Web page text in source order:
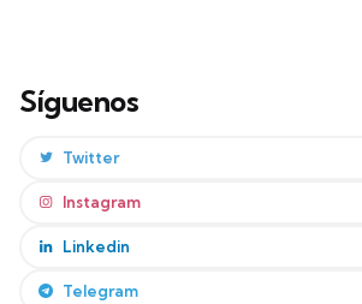
Síguenos
Twitter
Instagram
Linkedin
Telegram